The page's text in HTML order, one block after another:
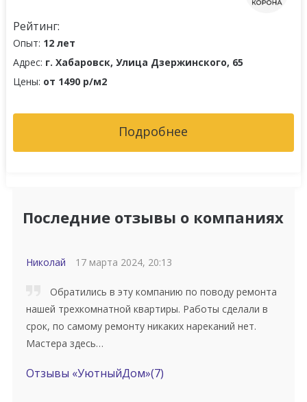
Рейтинг:
Опыт: 12 лет
Адрес: г. Хабаровск, Улица Дзержинского, 65
Цены: от 1490 р/м2
Подробнее
Последние отзывы о компаниях
Николай 17 марта 2024, 20:13
Обратились в эту компанию по поводу ремонта
нашей трехкомнатной квартиры. Работы сделали в
срок, по самому ремонту никаких нареканий нет.
Мастера здесь…
Отзывы «УютныйДом»(7)